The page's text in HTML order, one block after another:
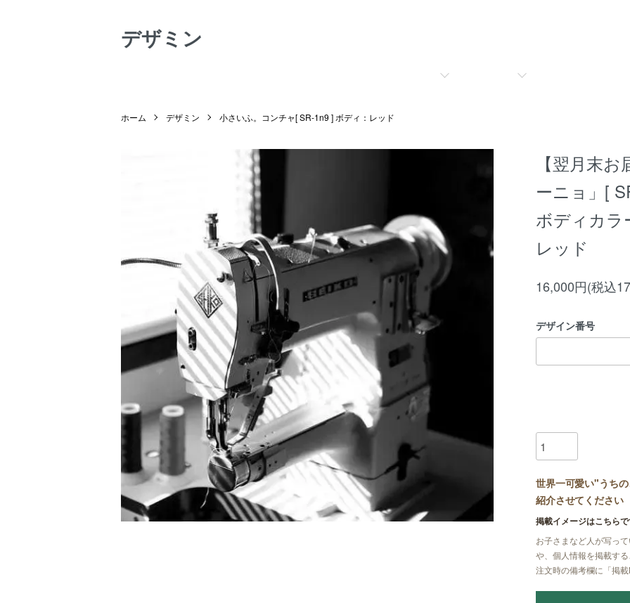
デザミン
ホーム デザミン 小さいふ。コンチャ[ SR-1n9 ] ボディ：レッド
【翌月末
ーニョ」[
ボディカラ
レッド
16,000円(税込
デザイン番号
世界一可愛い"うち
紹介させてください
掲載イメージはこちら
お子さまなど人が写っ
や、個人情報を掲載す
注文時の備考欄に 「掲